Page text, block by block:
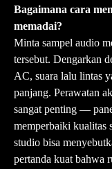
Bagaimana cara
memadai?
Minta sampel audio
tersebut. Dengarkan
AC, suara lalu lintas
panjang. Perawatan
sangat penting —
memperbaiki kualitas
studio bisa
pertanda kuat bahwa